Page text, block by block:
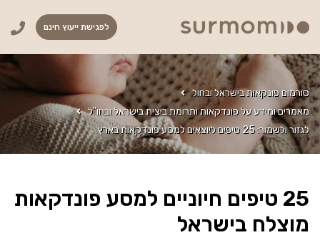
לפגישת ייעוץ חינם
סורמום פונקאות בישראל ובחול
מאמרים ומידע על פונדקאות ותרומת ביצית בישראל ובחו"ל
לגזור ולשמור: 25 טיפים ליוצאים למסע פונדקאות בארץ
25 טיפים חיוניים למסע פונדקאות
מוצלח בישראל